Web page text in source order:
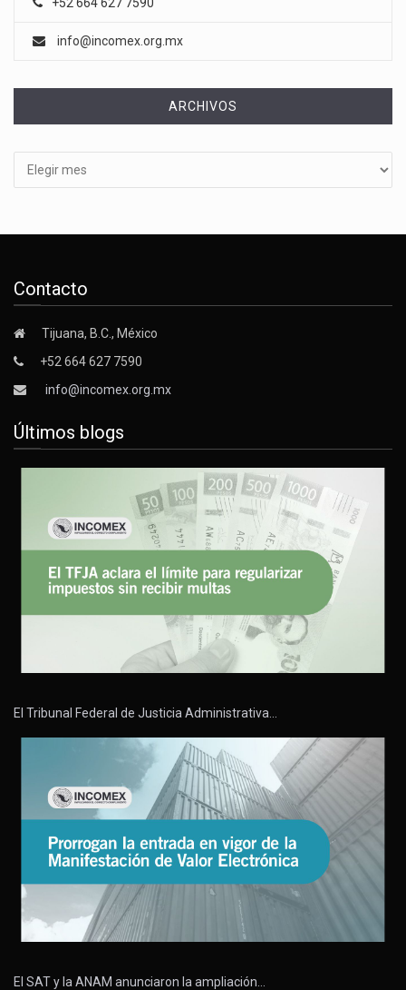
info@incomex.org.mx
ARCHIVOS
Contacto
Tijuana, B.C., México
+52 664 627 7590
info@incomex.org.mx
Últimos blogs
El Tribunal Federal de Justicia Administrativa…
El SAT y la ANAM anunciaron la ampliación…